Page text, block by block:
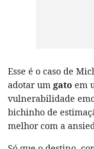
Esse é o caso de
adotar um gato em
vulnerabilidade
bichinho de
melhor com a